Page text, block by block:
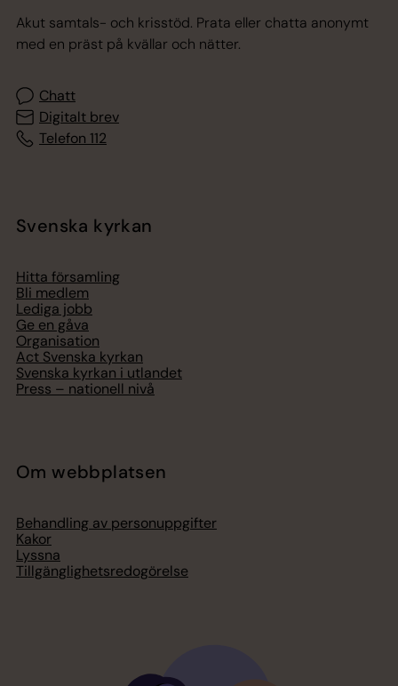
Akut samtals- och krisstöd. Prata eller chatta anonymt
med en präst på kvällar och nätter.
Chatt
Digitalt brev
Telefon 112
Svenska kyrkan
Hitta församling
Bli medlem
Lediga jobb
Ge en gåva
Organisation
Act Svenska kyrkan
Svenska kyrkan i utlandet
Press – nationell nivå
Om webbplatsen
Behandling av personuppgifter
Kakor
Lyssna
Tillgänglighetsredogörelse